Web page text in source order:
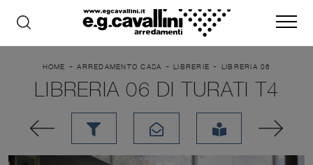
HOME -ARREDAMENTO CASA - LIBRERIE - LIBRERIA 06
LIBRERIA 06 DI TURATI T4